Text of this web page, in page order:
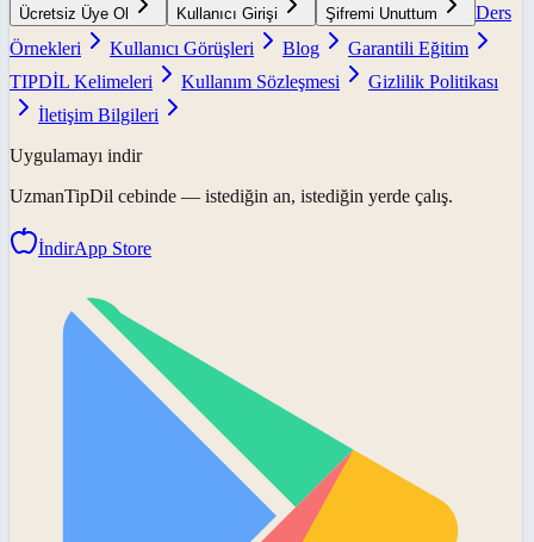
Ücretsiz Üye Ol Kullanıcı Girişi Şifremi Unuttum
Ders
Örnekleri
Kullanıcı Görüşleri Blog
Garantili Eğitim
TIPDİL Kelimeleri
Kullanım Sözleşmesi
Gizlilik Politikası
İletişim Bilgileri
Uygulamayı indir
UzmanTipDil cebinde — istediğin an, istediğin yerde çalış.
İndirApp Store